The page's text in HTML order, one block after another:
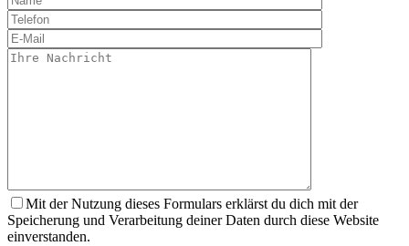
Mit der Nutzung dieses Formulars erklärst du dich mit der
Speicherung und Verarbeitung deiner Daten durch diese Website
einverstanden.